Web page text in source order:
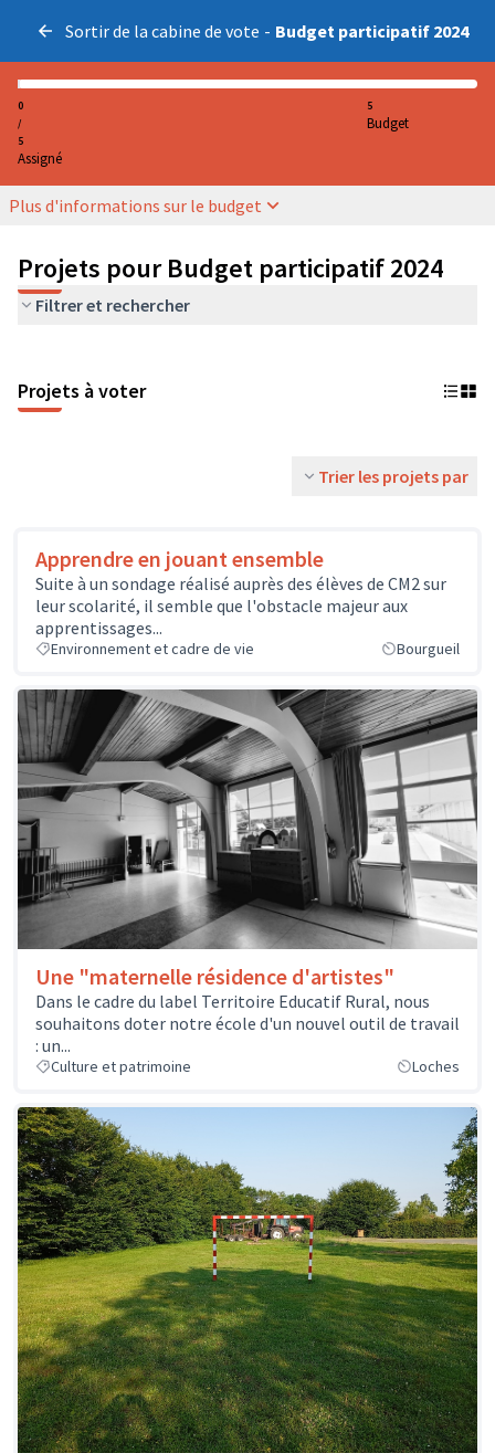
Sortir de la cabine de vote - Budget participatif 2024
0
/
5
Assigné
5
Budget
Plus d'informations sur le budget
Projets pour Budget participatif 2024
Filtrer et rechercher
Projets à voter
Trier les projets par
Apprendre en jouant ensemble
Suite à un sondage réalisé auprès des élèves de CM2 sur
leur scolarité, il semble que l'obstacle majeur aux
apprentissages...
Environnement et cadre de vie Bourgueil
Une "maternelle résidence d'artistes"
Dans le cadre du label Territoire Educatif Rural, nous
souhaitons doter notre école d'un nouvel outil de travail
: un...
Culture et patrimoine Loches